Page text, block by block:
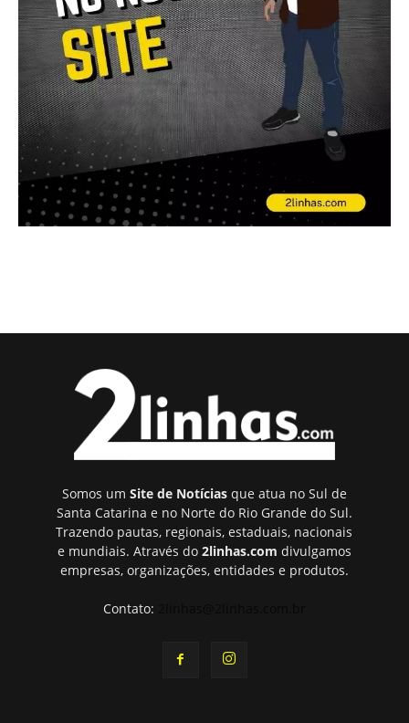
Somos um Site de Notíciasque atua no Sul de
Santa Catarina e no Norte do Rio Grande do Sul.
Trazendo pautas, regionais, estaduais, nacionais
e mundiais. Através do 2linhas.com divulgamos
empresas, organizações, entidades e produtos.
Contato: